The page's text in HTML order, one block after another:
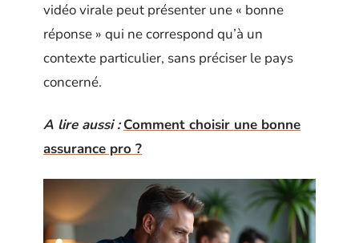
vidéo virale peut présenter une « bonne
réponse » qui ne correspond qu’à un
contexte particulier, sans préciser le pays
concerné.
A lire aussi : Comment choisir une bonne
assurance pro ?